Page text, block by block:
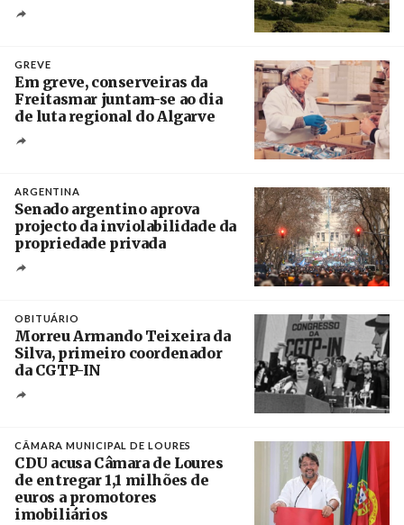
GREVE
Em greve, conserveiras da
Freitasmar juntam-se ao dia
de luta regional do Algarve
ARGENTINA
Senado argentino aprova
projecto da inviolabilidade da
propriedade privada
OBITUÁRIO
Morreu Armando Teixeira da
Silva, primeiro coordenador
da CGTP-IN
CÂMARA MUNICIPAL DE LOURES
CDU acusa Câmara de Loures
de entregar 1,1 milhões de
euros a promotores
imobiliários